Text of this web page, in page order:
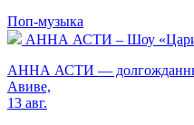
Поп-музыка
АННА АСТИ – Шоу
АННА АСТИ —
Авиве,
13 авг.